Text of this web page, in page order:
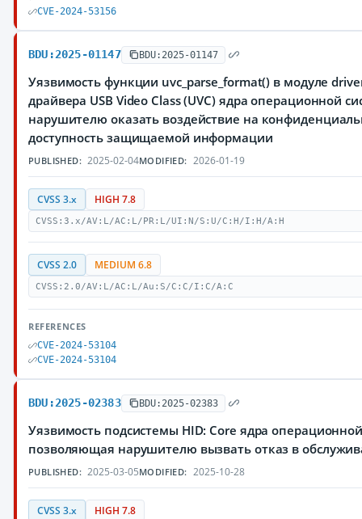
CVE-2024-53156
BDU:2025-01147 BDU:2025-01147
Уязвимость функции uvc_parse_format() в модуле
драйвера USB Video Class (UVC) ядра операционной
нарушителю оказать воздействие на
доступность защищаемой информации
PUBLISHED: 2025-02-04MODIFIED: 2026-01-19
CVSS 3.x HIGH 7.8
CVSS:3.x/AV:L/AC:L/PR:L/UI:N/S:U/C:H/I:H/A:H
CVSS 2.0 MEDIUM 6.8
CVSS:2.0/AV:L/AC:L/Au:S/C:C/I:C/A:C
REFERENCES
CVE-2024-53104
CVE-2024-53104
BDU:2025-02383 BDU:2025-02383
Уязвимость подсистемы HID: Core ядра
позволяющая нарушителю вызвать отказ в
PUBLISHED: 2025-03-05MODIFIED: 2025-10-28
CVSS 3.x HIGH 7.8